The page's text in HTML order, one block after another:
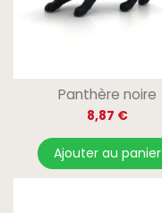
Panthère noire
8,87 €
Ajouter au panier